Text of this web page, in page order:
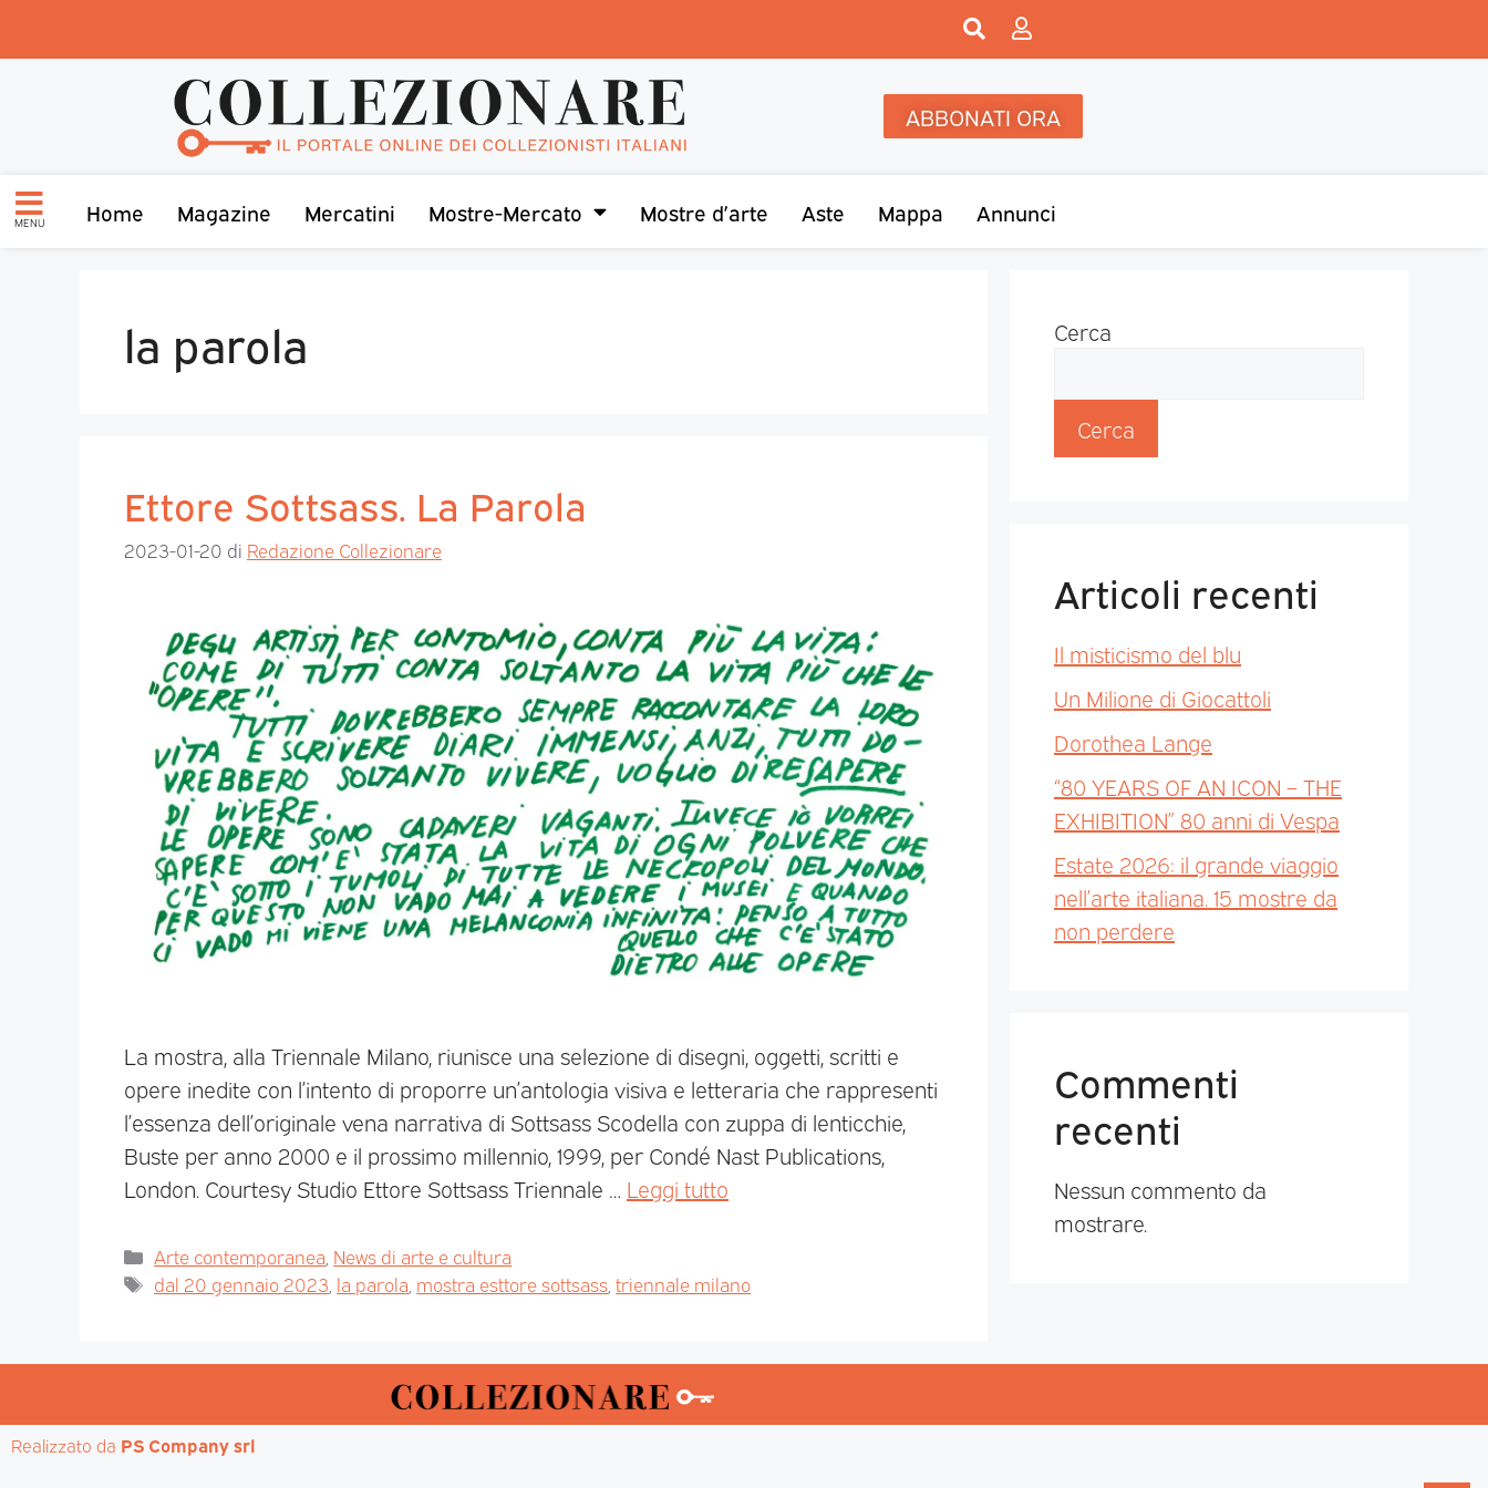
ABBONATI ORA
MENU Home Magazine Mercatini Mostre-Mercato Mostre d’arte Aste Mappa Annunci
la parola
Ettore Sottsass. La Parola
2023-01-20 di Redazione Collezionare
La mostra, alla Triennale Milano, riunisce una selezione di disegni, oggetti, scritti e
opere inedite con l’intento di proporre un’antologia visiva e letteraria che rappresenti
l’essenza dell’originale vena narrativa di Sottsass Scodella con zuppa di lenticchie,
Buste per anno 2000 e il prossimo millennio, 1999, per Condé Nast Publications,
London. Courtesy Studio Ettore Sottsass Triennale … Leggi tutto
Arte contemporanea News di arte e cultura
dal 20 gennaio 2023 la parola mostra esttore sottsass ,triennale milano
Cerca
Cerca
Articoli recenti
Il misticismo del blu
Un Milione di Giocattoli
Dorothea Lange
“80 YEARS OF AN ICON – THE
EXHIBITION” 80 anni di Vespa
Estate 2026: il grande viaggio
nell’arte italiana. 15 mostre da
non perdere
Commenti
recenti
Nessun commento da
mostrare.
Realizzato da PS Company srl